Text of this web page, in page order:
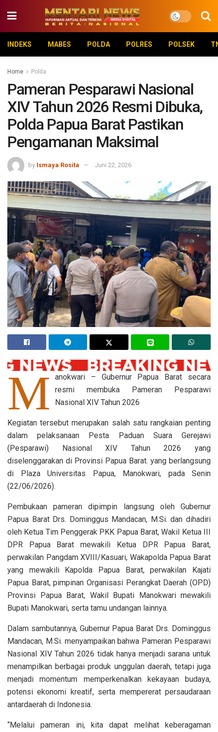
INDEKS MABES POLDA POLRES POLSEK
Home Polda
Pameran Pesparawi Nasional
XIV Tahun 2026 Resmi Dibuka,
Polda Papua Barat Pastikan
Pengamanan Maksimal
by Ismaya Rosita Juni 22, 2026
M
anokwari – Gubernur Papua Barat secara
resmi membuka Pameran Pesparawi
Nasional XIV Tahun 2026
Kegiatan tersebut merupakan salah satu rangkaian penting
dalam pelaksanaan Pesta Paduan Suara Gerejawi
(Pesparawi) Nasional XIV Tahun 2026 yang
diselenggarakan di Provinsi Papua Barat. yang berlangsung
di Plaza Universitas Papua, Manokwari, pada Senin
(22/06/2026).
Pembukaan pameran dipimpin langsung oleh Gubernur
Papua Barat Drs. Dominggus Mandacan, M.Si. dan dihadiri
oleh Ketua Tim Penggerak PKK Papua Barat, Wakil Ketua III
DPR Papua Barat mewakili Ketua DPR Papua Barat,
perwakilan Pangdam XVIII/Kasuari, Wakapolda Papua Barat
yang mewakili Kapolda Papua Barat, perwakilan Kajati
Papua Barat, pimpinan Organisasi Perangkat Daerah (OPD)
Provinsi Papua Barat, Wakil Bupati Manokwari mewakili
Bupati Manokwari, serta tamu undangan lainnya.
Dalam sambutannya, Gubernur Papua Barat Drs. Dominggus
Mandacan, M.Si. menyampaikan bahwa Pameran Pesparawi
Nasional XIV Tahun 2026 tidak hanya menjadi sarana untuk
menampilkan berbagai produk unggulan daerah, tetapi juga
menjadi momentum memperkenalkan kekayaan budaya,
potensi ekonomi kreatif, serta mempererat persaudaraan
antardaerah di Indonesia.
“Melalui pameran ini, kita dapat melihat keberagaman